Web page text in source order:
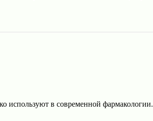
в современной фармакологии.